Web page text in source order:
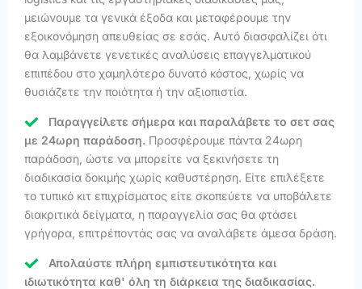
μειώνουμε τα γενικά έξοδα και μεταφέρουμε την
εξοικονόμηση απευθείας σε εσάς. Αυτό διασφαλίζει ότι
θα λαμβάνετε γενετικές αναλύσεις επαγγελματικού
επιπέδου στο χαμηλότερο δυνατό κόστος, χωρίς να
θυσιάζετε την ποιότητα ή την αξιοπιστία.
Παραγγείλετε σήμερα και παραλάβετε το σετ σας
με 24ωρη παράδοση. Προσφέρουμε πάντα 24ωρη
παράδοση, ώστε να μπορείτε να ξεκινήσετε τη
διαδικασία δοκιμής χωρίς καθυστέρηση. Είτε επιλέξετε
το τυπικό κιτ επιχρίσματος είτε σκοπεύετε να υποβάλετε
διακριτικά δείγματα, η παραγγελία σας θα φτάσει
γρήγορα, επιτρέποντάς σας να αναλάβετε άμεσα δράση.
Απολαύστε πλήρη εμπιστευτικότητα και
ιδιωτικότητα καθ' όλη τη διάρκεια της διαδικασίας.